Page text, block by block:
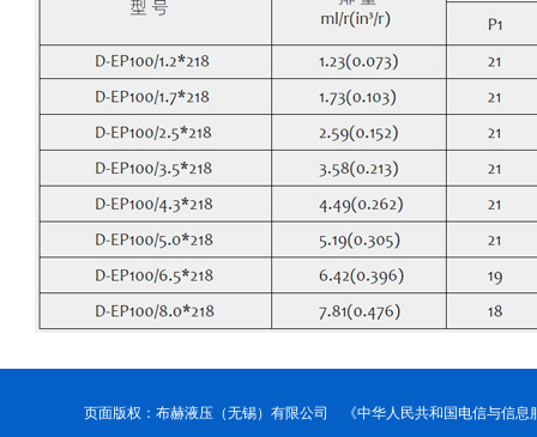
页面版权：布赫液压（无锡）有限公司 《中华人民共和国电信与信息